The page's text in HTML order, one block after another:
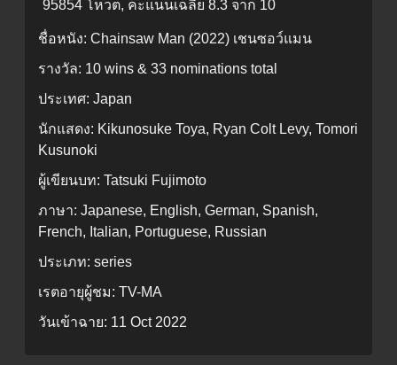
95854 โหวต, คะแนนเฉลี่ย 8.3 จาก 10
ชื่อหนัง: Chainsaw Man (2022) เชนซอว์แมน
รางวัล: 10 wins & 33 nominations total
ประเทศ: Japan
นักแสดง: Kikunosuke Toya, Ryan Colt Levy, Tomori
Kusunoki
ผู้เขียนบท: Tatsuki Fujimoto
ภาษา: Japanese, English, German, Spanish,
French, Italian, Portuguese, Russian
ประเภท: series
เรตอายุผู้ชม: TV-MA
วันเข้าฉาย: 11 Oct 2022